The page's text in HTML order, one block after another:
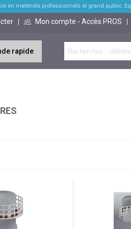
en matériels professionnels et grand public.
Mon compte - Accès PROS
rapide